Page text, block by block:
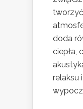
doda
ciepła,
relaksu